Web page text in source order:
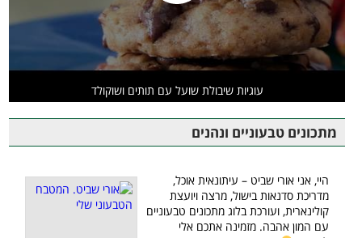
עוגיות שיבולת שועל עם תותים ושוקולד
מתכונים טבעוניים ונהנים
היי, אני אורי שביט – עיתונאית אוכל,
מדריכת סדנאות בישול, מרצה ויועצת
קולינארית, ועורכת בלוג מתכונים טבעוניים
עם המון אהבה. מזמינה אתכם אלי